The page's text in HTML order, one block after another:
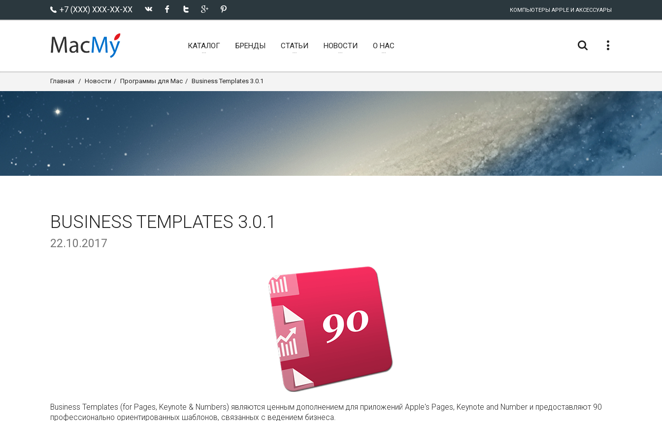
+7 (XXX) XXX-XX-XX КОМПЬЮТЕРЫ APPLE И АКСЕССУАРЫ
КАТАЛОГ БРЕНДЫ СТАТЬИ НОВОСТИ О НАС
Главная Новости Программы для Mac Business Templates 3.0.1
BUSINESS TEMPLATES 3.0.1
22.10.2017
Business Templates (for Pages, Keynote & Numbers) являются ценным дополнением для приложений Apple's Pages, Keynote and Number и предоставляют 90
профессионально ориентированных шаблонов, связанных с ведением бизнеса.